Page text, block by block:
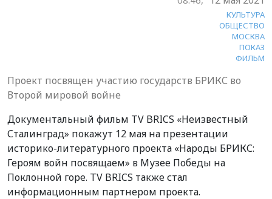
КУЛЬТУРА
ОБЩЕСТВО
МОСКВА
ПОКАЗ
ФИЛЬМ
Проект посвящен участию государств БРИКС во
Второй мировой войне
Документальный фильм TV BRICS «Неизвестный
Сталинград» покажут 12 мая на презентации
историко-литературного проекта «Народы БРИКС:
Героям войн посвящаем» в Музее Победы на
Поклонной горе. TV BRICS также стал
информационным партнером проекта.